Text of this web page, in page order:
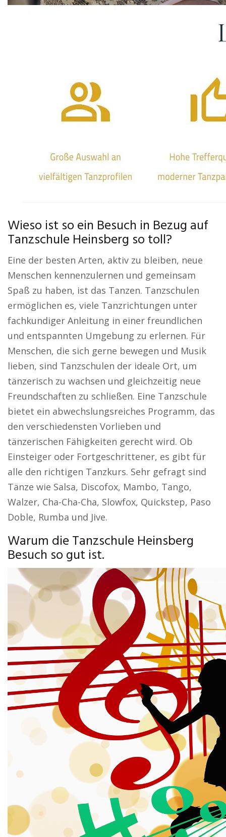
Wieso ist so ein Besuch in Bezug auf
Tanzschule Heinsberg so toll?
Eine der besten Arten, aktiv zu bleiben, neue
Menschen kennenzulernen und gemeinsam
Spaß zu haben, ist das Tanzen. Tanzschulen
ermöglichen es, viele Tanzrichtungen unter
fachkundiger Anleitung in einer freundlichen
und entspannten Umgebung zu erlernen. Für
Menschen, die sich gerne bewegen und Musik
lieben, sind Tanzschulen der ideale Ort, um
tänzerisch zu wachsen und gleichzeitig neue
Freundschaften zu schließen. Eine Tanzschule
bietet ein abwechslungsreiches Programm, das
den verschiedensten Vorlieben und
tänzerischen Fähigkeiten gerecht wird. Ob
Einsteiger oder Fortgeschrittener, es gibt für
alle den richtigen Tanzkurs. Sehr gefragt sind
Tänze wie Salsa, Discofox, Mambo, Tango,
Walzer, Cha-Cha-Cha, Slowfox, Quickstep, Paso
Doble, Rumba und Jive.
Warum die Tanzschule Heinsberg
Besuch so gut ist.